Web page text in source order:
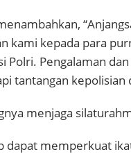
kami kepada para
Pengalaman
tantangan kepolisian
menjaga
dapat memperkuat